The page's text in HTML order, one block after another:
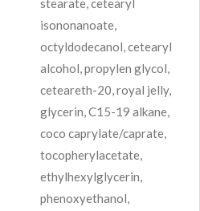
stearate, cetearyl
isononanoate,
octyldodecanol, cetearyl
alcohol, propylen glycol,
ceteareth-20, royal jelly,
glycerin, C15-19 alkane,
coco caprylate/caprate,
tocopherylacetate,
ethylhexylglycerin,
phenoxyethanol,